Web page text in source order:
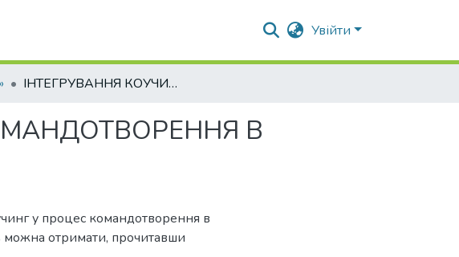
Увійти
ІНТЕГРУВАННЯ КОУЧИНГУ В ПРОЦЕС КОМАНДОТВОРЕННЯ В ОРГАНАХ ПУБЛІЧНОЇ ВЛАДИ
В
у процес командотворення в
можна отримати, прочитавши